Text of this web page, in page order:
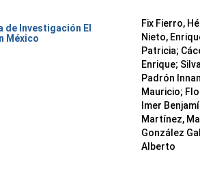
de Investigación El
México
Fix Fierro,
Nieto,
Patricia;
Enrique;
Padrón
Mauricio;
Imer
Martínez,
González
Alberto